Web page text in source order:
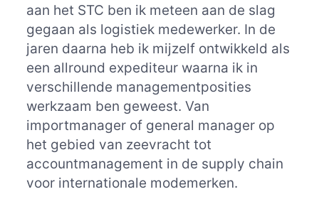
aan het STC ben ik meteen aan de slag
gegaan als logistiek medewerker. In de
jaren daarna heb ik mijzelf ontwikkeld als
een allround expediteur waarna ik in
verschillende managementposities
werkzaam ben geweest. Van
importmanager of general manager op
het gebied van zeevracht tot
accountmanagement in de supply chain
voor internationale modemerken.